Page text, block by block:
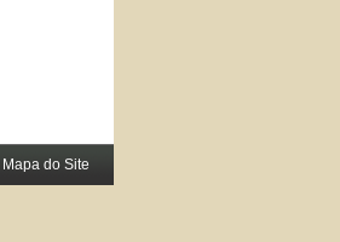
Mapa do Site